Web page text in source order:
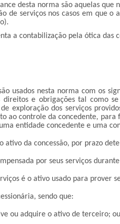
desta norma são aquelas
de serviços nos casos em que
a contabilização pela ótica das
usados nesta norma com os
direitos e obrigações tal como
exploração dos serviços
ao controle da concedente,
entidade concedente e uma
ativo da concessão, por prazo
por seus serviços
é o ativo usado para prover
sendo que:
ou adquire o ativo de terceiro; ou